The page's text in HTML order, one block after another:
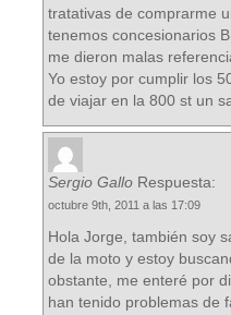
tratativas de comprarme
tenemos concesionarios
me dieron malas
Yo estoy por cumplir los
de viajar en la 800 st un
Sergio Gallo Respuesta:
octubre 9th, 2011 a las 17:09
Hola Jorge, también soy
de la moto y estoy
obstante, me enteré por
han tenido problemas de